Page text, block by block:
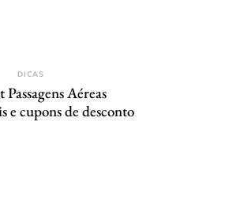
DICAS
Aéreas
e cupons de desconto